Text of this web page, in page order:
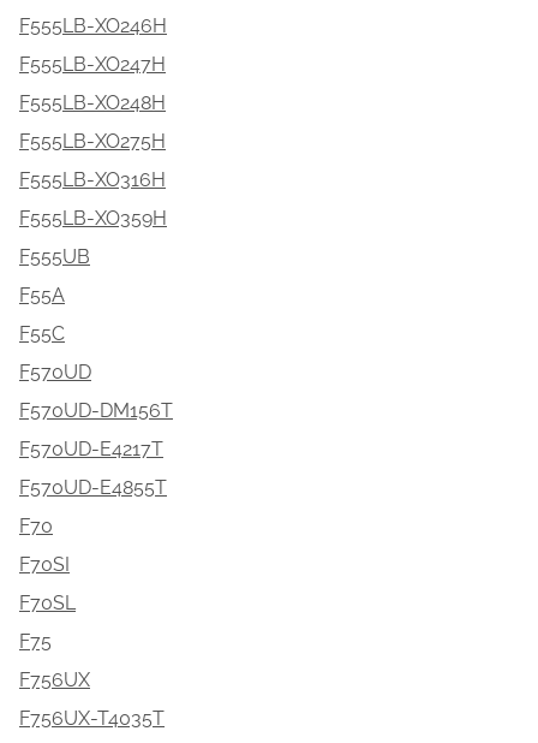
F555LB-XO246H
F555LB-XO247H
F555LB-XO248H
F555LB-XO275H
F555LB-XO316H
F555LB-XO359H
F555UB
F55A
F55C
F570UD
F570UD-DM156T
F570UD-E4217T
F570UD-E4855T
F70
F70SI
F70SL
F75
F756UX
F756UX-T4035T